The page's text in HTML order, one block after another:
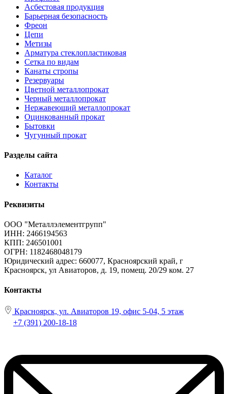
Асбестовая продукция
Барьерная безопасность
Фреон
Цепи
Метизы
Арматура стеклопластиковая
Сетка по видам
Канаты стропы
Резервуары
Цветной металлопрокат
Черный металлопрокат
Нержавеющий металлопрокат
Оцинкованный прокат
Бытовки
Чугунный прокат
Разделы сайта
Каталог
Контакты
Реквизиты
ООО "Металлэлементгрупп"
ИНН: 2466194563
КПП: 246501001
ОГРН: 1182468048179
Юридический адрес: 660077, Красноярский край, г
Красноярск, ул Авиаторов, д. 19, помещ. 20/29 ком. 27
Контакты
Красноярск, ул. Авиаторов 19, офис 5-04, 5 этаж
+7 (391) 200-18-18